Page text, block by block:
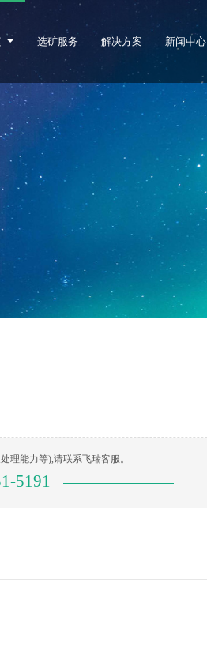
选矿服务 解决方案 新闻中心
理能力等),请联系飞瑞客服。
5191